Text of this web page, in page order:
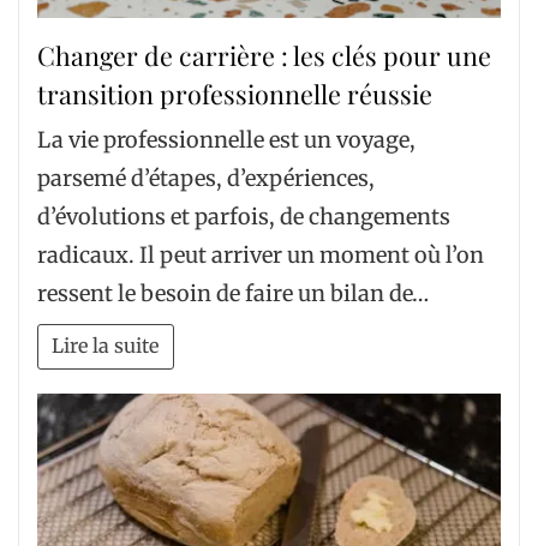
Changer de carrière : les clés pour une
transition professionnelle réussie
La vie professionnelle est un voyage,
parsemé d’étapes, d’expériences,
d’évolutions et parfois, de changements
radicaux. Il peut arriver un moment où l’on
ressent le besoin de faire un bilan de…
Lire la suite